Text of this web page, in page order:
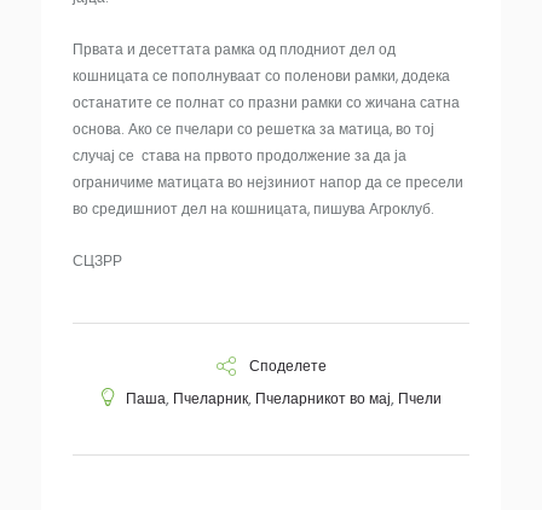
Првата и десеттата рамка од плодниот дел од
кошницата се пополнуваат со поленови рамки, додека
останатите се полнат со празни рамки со жичана сатна
основа. Ако се пчелари со решетка за матица, во тој
случај се става на првото продолжение за да ја
ограничиме матицата во нејзиниот напор да се пресели
во средишниот дел на кошницата, пишува Агроклуб.
СЦЗРР
Споделете
Паша, Пчеларник, Пчеларникот во мај, Пчели